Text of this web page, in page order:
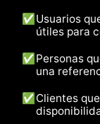
✅ Usuarios
útiles para
✅ Personas
una
✅ Clientes